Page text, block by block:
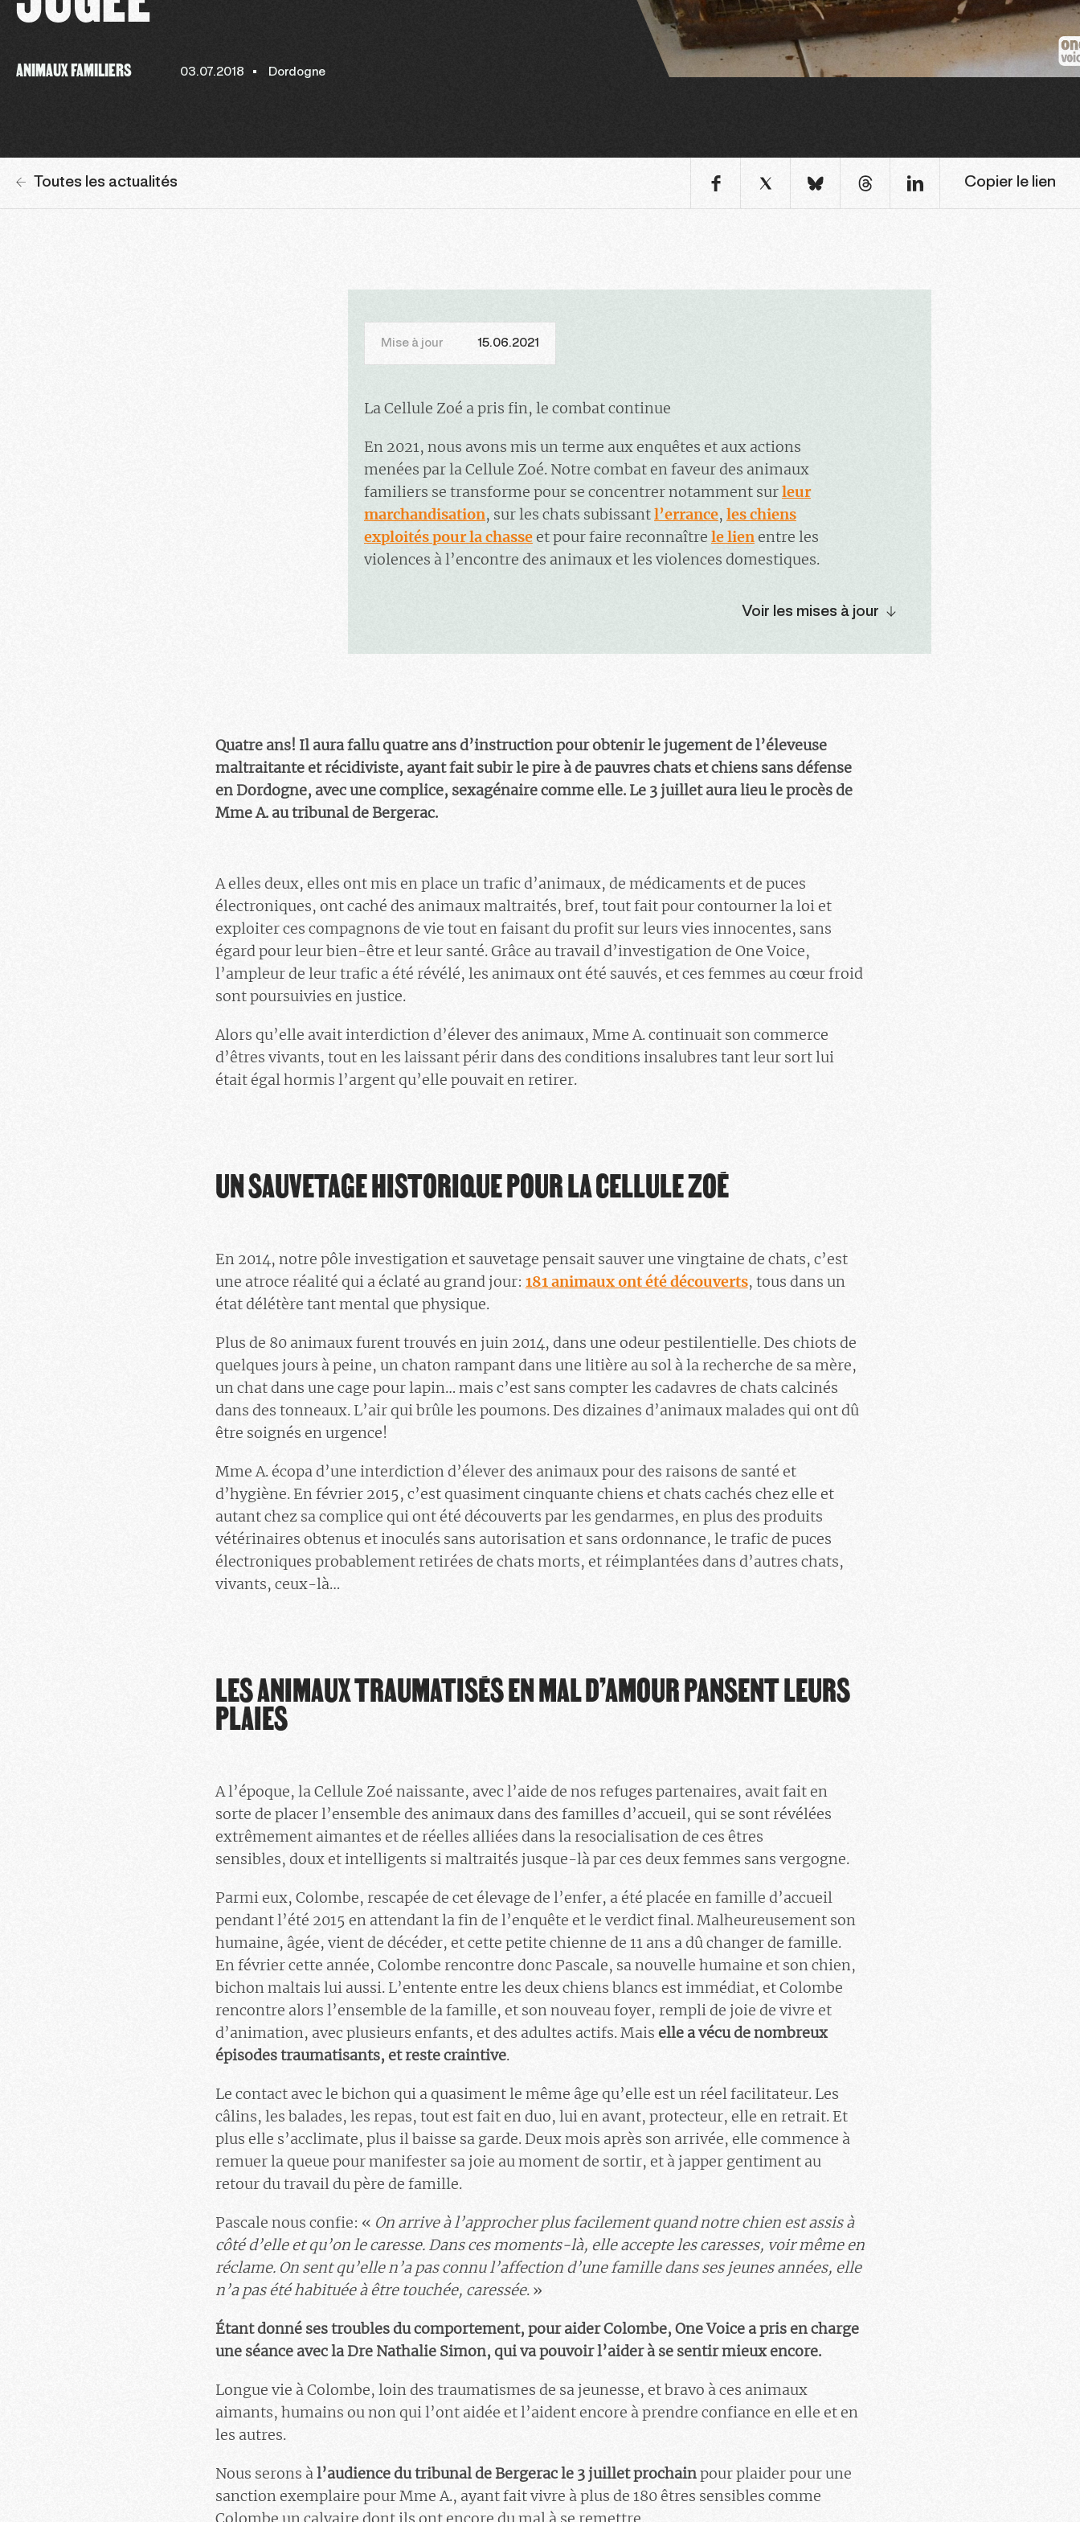
ANIMAUX FAMILIERS 03.07.2018 Dordogne
Toutes les actualités Copier le lien
Mise à jour 15.06.2021
La Cellule Zoé a pris fin, le combat continue
En 2021, nous avons mis un terme aux enquêtes et aux actions
menées par la Cellule Zoé. Notre combat en faveur des animaux
familiers se transforme pour se concentrer notamment surleur
marchandisation, sur les chats subissantl’errance, les chiens
exploités pour la chasseet pour faire reconnaître le lienentre les
violences à l’encontre des animaux et les violences domestiques.
Voir les mises à jour
Quatre ans! Il aura fallu quatre ans d’instruction pour obtenir le jugement de l’éleveuse
maltraitante et récidiviste, ayant fait subir le pire à de pauvres chats et chiens sans défense
en Dordogne, avec une complice, sexagénaire comme elle. Le 3 juillet aura lieu le procès de
Mme A. au tribunal de Bergerac.
A elles deux, elles ont mis en place un trafic d’animaux, de médicaments et de puces
électroniques, ont caché des animaux maltraités, bref, tout fait pour contourner la loi et
exploiter ces compagnons de vie tout en faisant du profit sur leurs vies innocentes, sans
égard pour leur bien-être et leur santé. Grâce au travail d’investigation de One Voice,
l’ampleur de leur trafic a été révélé, les animaux ont été sauvés, et ces femmes au cœur froid
sont poursuivies en justice.
Alors qu’elle avait interdiction d’élever des animaux, Mme A. continuait son commerce
d’êtres vivants, tout en les laissant périr dans des conditions insalubres tant leur sort lui
était égal hormis l’argent qu’elle pouvait en retirer.
UN SAUVETAGE HISTORIQUE POUR LA CELLULE ZOÉ
En 2014, notre pôle investigation et sauvetage pensait sauver une vingtaine de chats, c’est
une atroce réalité qui a éclaté au grand jour: 181 animaux ont été découverts, tous dans un
état délétère tant mental que physique.
Plus de 80 animaux furent trouvés en juin 2014, dans une odeur pestilentielle. Des chiots de
quelques jours à peine, un chaton rampant dans une litière au sol à la recherche de sa mère,
un chat dans une cage pour lapin… mais c’est sans compter les cadavres de chats calcinés
dans des tonneaux. L’air qui brûle les poumons. Des dizaines d’animaux malades qui ont dû
être soignés en urgence!
Mme A. écopa d’une interdiction d’élever des animaux pour des raisons de santé et
d’hygiène. En février 2015, c’est quasiment cinquante chiens et chats cachés chez elle et
autant chez sa complice qui ont été découverts par les gendarmes, en plus des produits
vétérinaires obtenus et inoculés sans autorisation et sans ordonnance, le trafic de puces
électroniques probablement retirées de chats morts, et réimplantées dans d’autres chats,
vivants, ceux-là…
LES ANIMAUX TRAUMATISÉS EN MAL D’AMOUR PANSENT LEURS
PLAIES
A l’époque, la Cellule Zoé naissante, avec l’aide de nos refuges partenaires, avait fait en
sorte de placer l’ensemble des animaux dans des familles d’accueil, qui se sont révélées
extrêmement aimantes et de réelles alliées dans la resocialisation de ces êtres
sensibles, doux et intelligents si maltraités jusque-là par ces deux femmes sans vergogne.
Parmi eux, Colombe, rescapée de cet élevage de l’enfer, a été placée en famille d’accueil
pendant l’été 2015 en attendant la fin de l’enquête et le verdict final. Malheureusement son
humaine, âgée, vient de décéder, et cette petite chienne de 11 ans a dû changer de famille.
En février cette année, Colombe rencontre donc Pascale, sa nouvelle humaine et son chien,
bichon maltais lui aussi. L’entente entre les deux chiens blancs est immédiat, et Colombe
rencontre alors l’ensemble de la famille, et son nouveau foyer, rempli de joie de vivre et
d’animation, avec plusieurs enfants, et des adultes actifs. Mais elle a vécu de nombreux
épisodes traumatisants, et reste craintive.
Le contact avec le bichon qui a quasiment le même âge qu’elle est un réel facilitateur. Les
câlins, les balades, les repas, tout est fait en duo, lui en avant, protecteur, elle en retrait. Et
plus elle s’acclimate, plus il baisse sa garde. Deux mois après son arrivée, elle commence à
remuer la queue pour manifester sa joie au moment de sortir, et à japper gentiment au
retour du travail du père de famille.
Pascale nous confie: « On arrive à l’approcher plus facilement quand notre chien est assis à
côté d’elle et qu’on le caresse. Dans ces moments-là, elle accepte les caresses, voir même en
réclame. On sent qu’elle n’a pas connu l’affection d’une famille dans ses jeunes années, elle
n’a pas été habituée à être touchée, caressée. »
Étant donné ses troubles du comportement, pour aider Colombe, One Voice a pris en charge
une séance avec la Dre Nathalie Simon, qui va pouvoir l’aider à se sentir mieux encore.
Longue vie à Colombe, loin des traumatismes de sa jeunesse, et bravo à ces animaux
aimants, humains ou non qui l’ont aidée et l’aident encore à prendre confiance en elle et en
les autres.
Nous serons àl’audience du tribunal de Bergerac le 3 juillet prochainpour plaider pour une
sanction exemplaire pour Mme A., ayant fait vivre à plus de 180 êtres sensibles comme